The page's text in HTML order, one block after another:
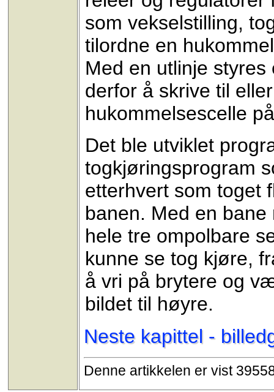
som vekselstilling,
tilordne en
Med en utlinje
derfor å skrive til
hukommelsescelle
Det ble utviklet
togkjøringsprogram
etterhvert som toget
banen. Med en
hele tre ompolbare
kunne se tog kjøre,
å vri på brytere og
bildet til høyre.
Neste kapittel -
Denne artikkelen er vist